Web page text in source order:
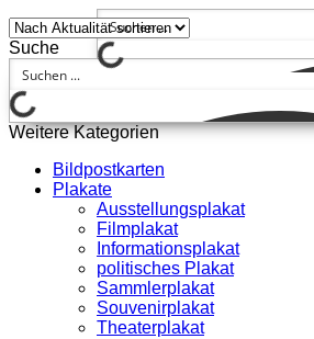
Suche
Weitere Kategorien
Bildpostkarten
Plakate
Ausstellungsplakat
Filmplakat
Informationsplakat
politisches Plakat
Sammlerplakat
Souvenirplakat
Theaterplakat